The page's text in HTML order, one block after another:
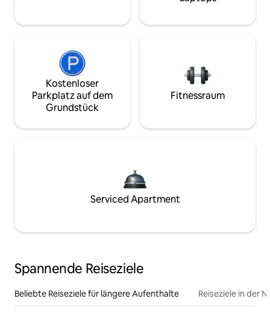
Kostenloser
Parkplatz auf dem
Grundstück
Fitnessraum
Serviced Apartment
Spannende Reiseziele
Beliebte Reiseziele für längere Aufenthalte Reiseziele in der